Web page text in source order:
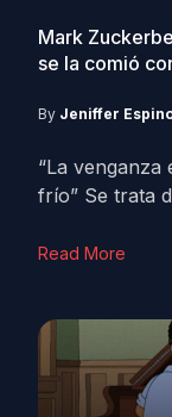
Mark
se la comió
By Jeniffer
“La venganza
frío” Se trata
Read More